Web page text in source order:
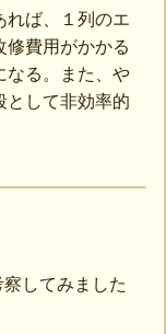
れば、１列のエ
修費用がかかる
なる。また、や
として非効率的
してみました